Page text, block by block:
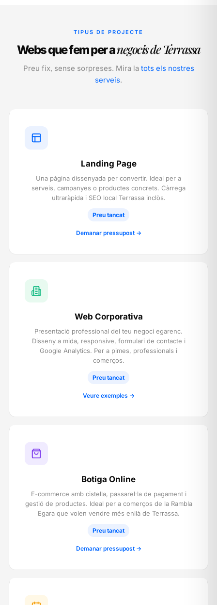
TIPUS DE PROJECTE
Webs que fem per anegocis de Terrassa
Preu fix, sense sorpreses. Mira la tots els nostres
serveis.
Landing Page
Una pàgina dissenyada per convertir. Ideal per a
serveis, campanyes o productes concrets. Càrrega
ultraràpida i SEO local Terrassa inclòs.
Preu tancat
Demanar pressupost →
Web Corporativa
Presentació professional del teu negoci egarenc.
Disseny a mida, responsive, formulari de contacte i
Google Analytics. Per a pimes, professionals i
comerços.
Preu tancat
Veure exemples →
Botiga Online
E-commerce amb cistella, passarel·la de pagament i
gestió de productes. Ideal per a comerços de la Rambla
Egara que volen vendre més enllà de Terrassa.
Preu tancat
Demanar pressupost →